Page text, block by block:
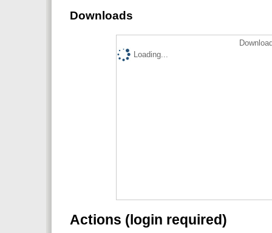
Downloads
Loading...
Actions (login required)